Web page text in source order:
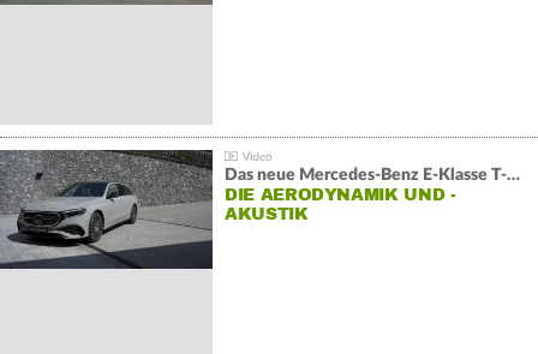
Das neue Mercedes-Benz E-Klasse T-Modell
DIE AERODYNAMIK UND -
AKUSTIK